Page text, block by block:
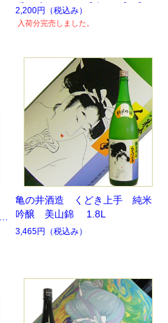
手吟醸酒）1.8L【山形県】【毎
月数量限定】
2,200円 （税込み）
入荷分完売しました。
亀の井酒造 くどき上手 純米
吟醸 美山錦 1.8L
3,465円 （税込み）